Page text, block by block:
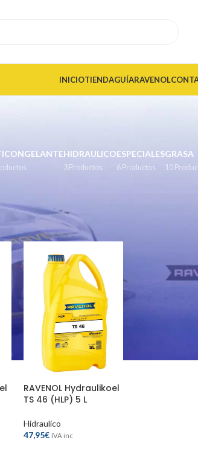
INICIOTIENDAGUÍARAVENOL
HIDRAULICO
3 Productos
ESPECIALES
6 Productos
GRASA
10
Mostrar
RAVENOL Hydraulikoel
TS 46 (HLP) 5 L
Hidraulico
47,95€ IVA inc